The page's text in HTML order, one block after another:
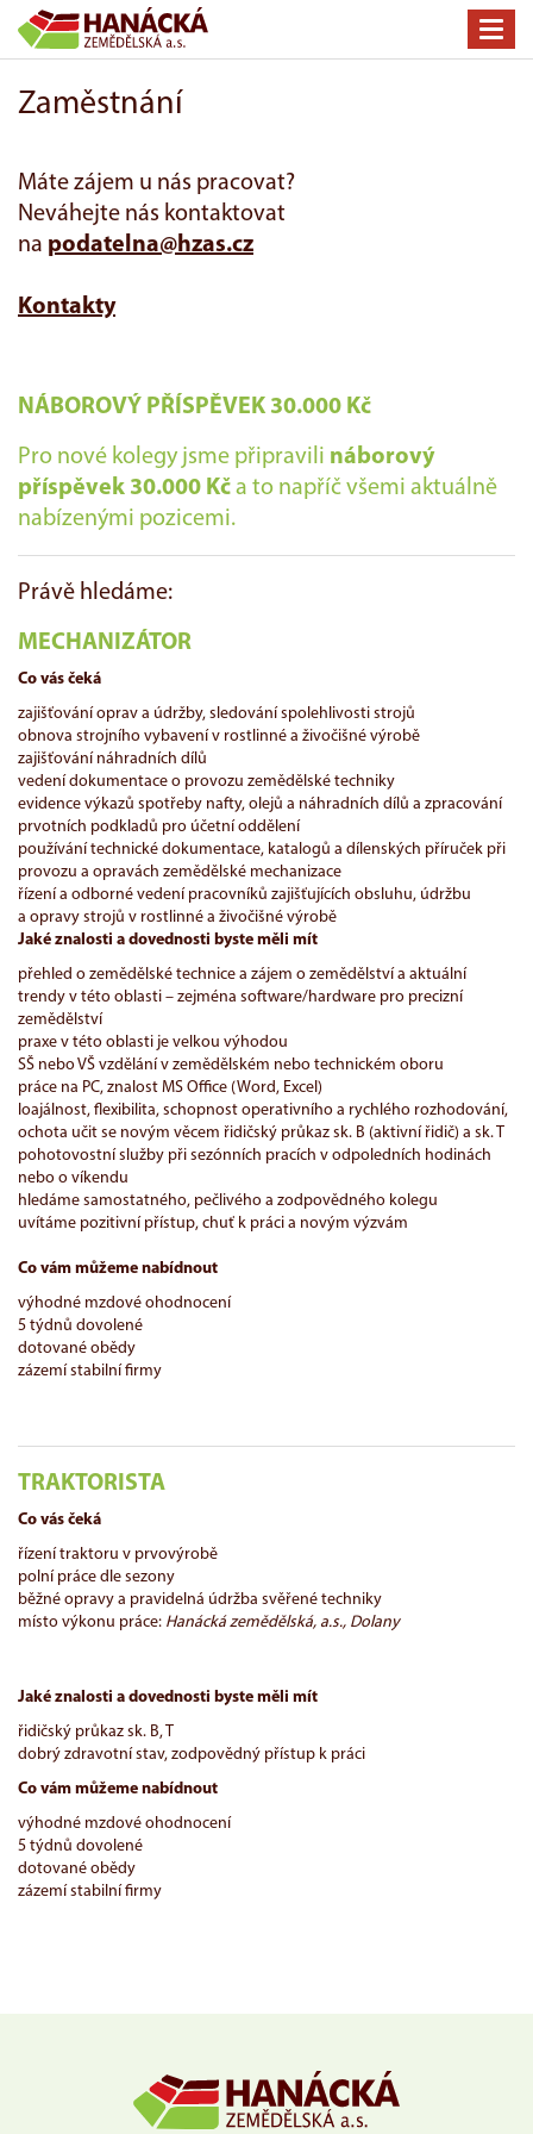
Zaměstnání
Máte zájem u nás pracovat?
Neváhejte nás kontaktovat
na podatelna@hzas.cz
Kontakty
NÁBOROVÝ PŘÍSPĚVEK 30.000 Kč
Pro nové kolegy jsme připravili náborový
příspěvek 30.000 Kč a to napříč všemi aktuálně
nabízenými pozicemi.
Právě hledáme:
MECHANIZÁTOR
Co vás čeká
zajišťování oprav a údržby, sledování spolehlivosti strojů
obnova strojního vybavení v rostlinné a živočišné výrobě
zajišťování náhradních dílů
vedení dokumentace o provozu zemědělské techniky
evidence výkazů spotřeby nafty, olejů a náhradních dílů a zpracování
prvotních podkladů pro účetní oddělení
používání technické dokumentace, katalogů a dílenských příruček při
provozu a opravách zemědělské mechanizace
řízení a odborné vedení pracovníků zajišťujících obsluhu, údržbu
a opravy strojů v rostlinné a živočišné výrobě
Jaké znalosti a dovednosti byste měli mít
přehled o zemědělské technice a zájem o zemědělství a aktuální
trendy v této oblasti – zejména software/hardware pro precizní
zemědělství
praxe v této oblasti je velkou výhodou
SŠ nebo VŠ vzdělání v zemědělském nebo technickém oboru
práce na PC, znalost MS Office (Word, Excel)
loajálnost, flexibilita, schopnost operativního a rychlého rozhodování,
ochota učit se novým věcem řidičský průkaz sk. B (aktivní řidič) a sk. T
pohotovostní služby při sezónních pracích v odpoledních hodinách
nebo o víkendu
hledáme samostatného, pečlivého a zodpovědného kolegu
uvítáme pozitivní přístup, chuť k práci a novým výzvám
Co vám můžeme nabídnout
výhodné mzdové ohodnocení
5 týdnů dovolené
dotované obědy
zázemí stabilní firmy
TRAKTORISTA
Co vás čeká
řízení traktoru v prvovýrobě
polní práce dle sezony
běžné opravy a pravidelná údržba svěřené techniky
místo výkonu práce: Hanácká zemědělská, a.s., Dolany
Jaké znalosti a dovednosti byste měli mít
řidičský průkaz sk. B, T
dobrý zdravotní stav, zodpovědný přístup k práci
Co vám můžeme nabídnout
výhodné mzdové ohodnocení
5 týdnů dovolené
dotované obědy
zázemí stabilní firmy